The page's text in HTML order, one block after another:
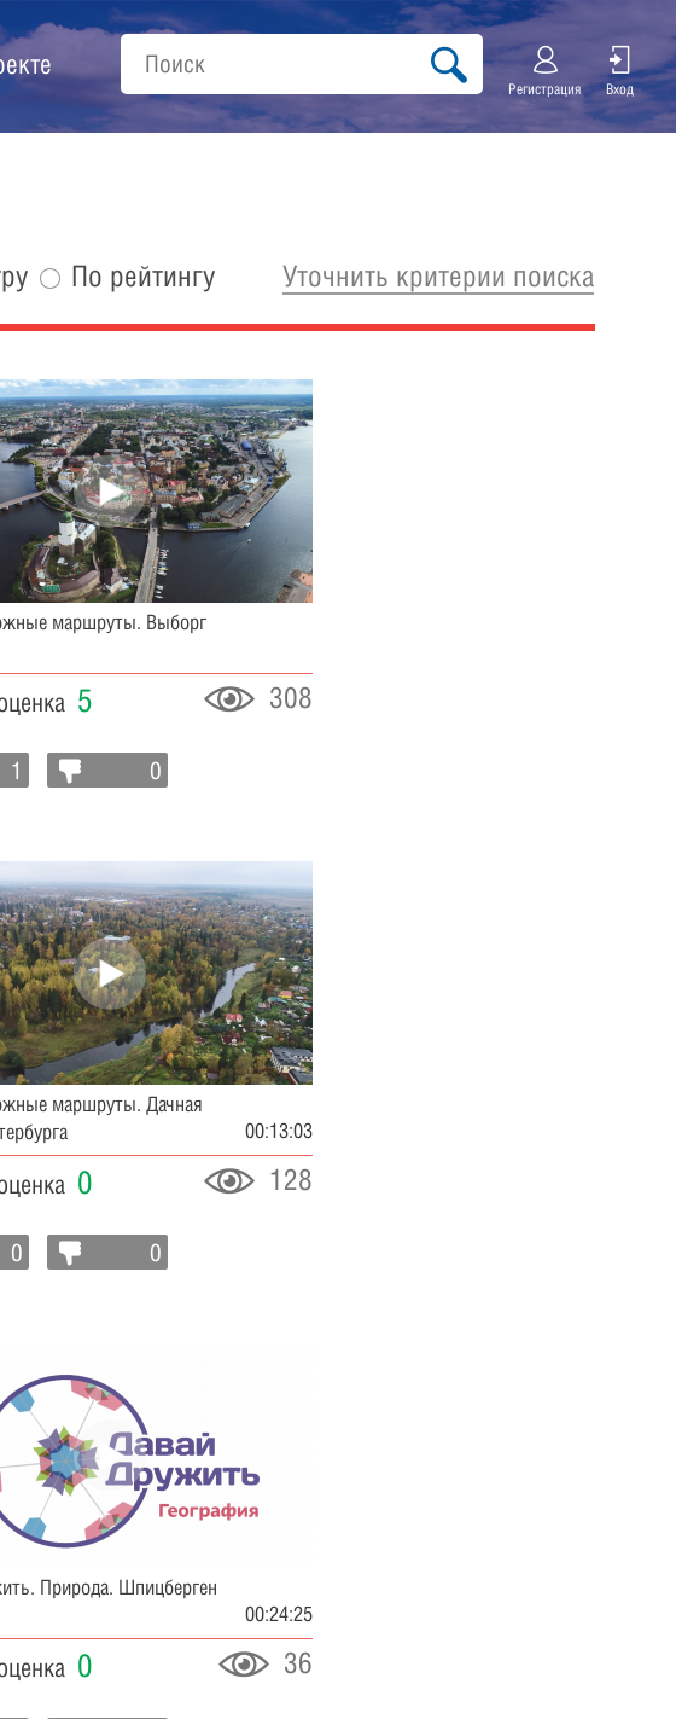
Регистрация Вход
По рейтингу Уточнить критерии поиска
маршруты. Выборг
5 308
1 0
маршруты. Дачная
00:13:03
0 128
0 0
Природа. Шпицберген
00:24:25
0 36